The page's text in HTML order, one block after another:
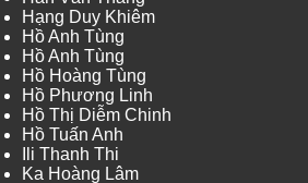
Hạng Duy Khiêm
Hồ Anh Tùng
Hồ Anh Tùng
Hồ Hoàng Tùng
Hồ Phương Linh
Hồ Thị Diễm Chinh
Hồ Tuấn Anh
Ili Thanh Thi
Ka Hoàng Lâm